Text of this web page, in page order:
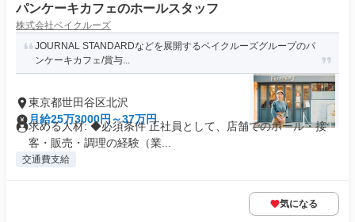
パンケーキカフェのホールスタッフ
株式会社ベイクルーズ
JOURNAL STANDARDなどを展開するベイクルーズグループのパ
ンケーキカフェ/賞与...
東京都世田谷区北沢
月給25万3000円～37万円
求める人材: ◆必須条件 正社員として、店舗でのホール・接
客・販売・調理の経験（業...
交通費支給
気になる